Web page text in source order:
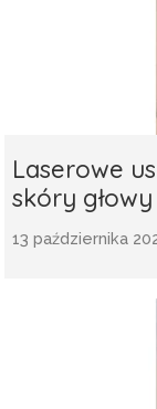
Laserowe
skóry głowy
13 października